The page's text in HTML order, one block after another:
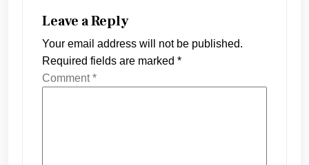
Leave a Reply
Your email address will not be published.
Required fields are marked *
Comment*